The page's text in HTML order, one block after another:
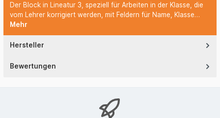
Der Block in Lineatur 3, speziell für Arbeiten in der Klasse, die
vom Lehrer korrigiert werden, mit Feldern für Name, Klasse…
Mehr
Hersteller
Bewertungen